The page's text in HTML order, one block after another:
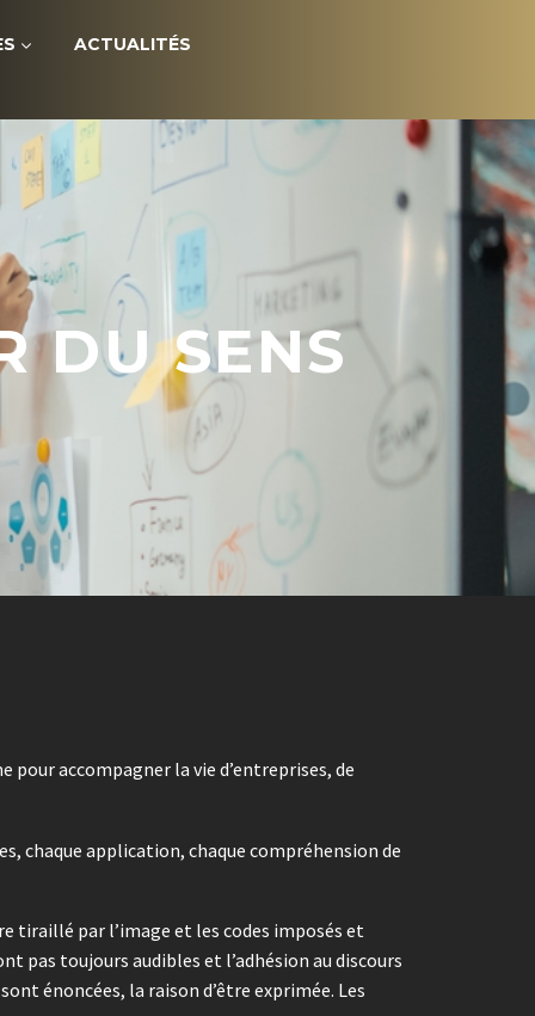
ACTUALITÉS
DU SENS
accompagner la vie d’entreprises, de
chaque application, chaque compréhension de
tiraillé par l’image et les codes imposés et
pas toujours audibles et l’adhésion au discours
énoncées, la raison d’être exprimée. Les